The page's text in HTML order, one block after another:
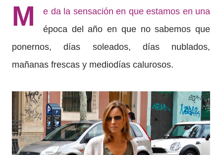
M
e da la sensación en que estamos en una
época del año en que no sabemos que
ponernos, días soleados, días nublados,
mañanas frescas y mediodías calurosos.